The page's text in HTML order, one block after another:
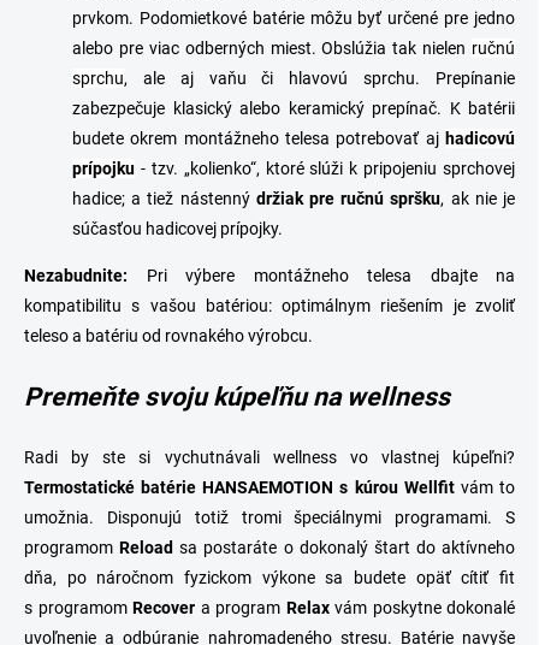
prvkom. Podomietkové batérie môžu byť určené pre jedno
alebo pre viac odberných miest. Obslúžia tak nielen ručnú
sprchu, ale aj vaňu či hlavovú sprchu. Prepínanie
zabezpečuje klasický alebo keramický prepínač. K batérii
budete okrem montážneho telesa potrebovať aj hadicovú
prípojku - tzv. „kolienko“, ktoré slúži k pripojeniu sprchovej
hadice; a tiež nástenný držiak pre ručnú spršku, ak nie je
súčasťou hadicovej prípojky.
Nezabudnite: Pri výbere montážneho telesa dbajte na
kompatibilitu s vašou batériou: optimálnym riešením je zvoliť
teleso a batériu od rovnakého výrobcu.
Premeňte svoju kúpeľňu na wellness
Radi by ste si vychutnávali wellness vo vlastnej kúpeľni?
Termostatické batérie HANSAEMOTION s kúrou Wellfitvám to
umožnia. Disponujú totiž tromi špeciálnymi programami. S
programomReload sa postaráte o dokonalý štart do aktívneho
dňa, po náročnom fyzickom výkone sa budete opäť cítiť fit
s programom Recover a program Relaxvám poskytne dokonalé
uvoľnenie a odbúranie nahromadeného stresu. Batérie navyše